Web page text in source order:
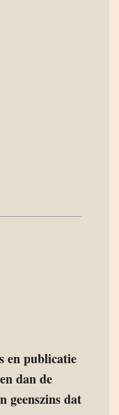
en publicatie
dan de
geenszins dat